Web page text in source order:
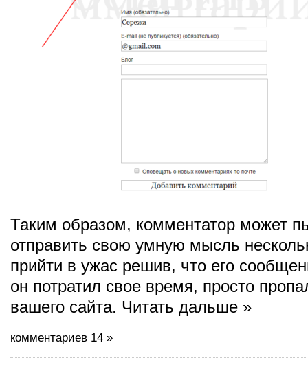
Таким образом, комментатор может
отправить свою умную мысль
прийти в ужас решив, что его
он потратил свое время, просто
вашего сайта. Читать дальше »
комментариев 14 »